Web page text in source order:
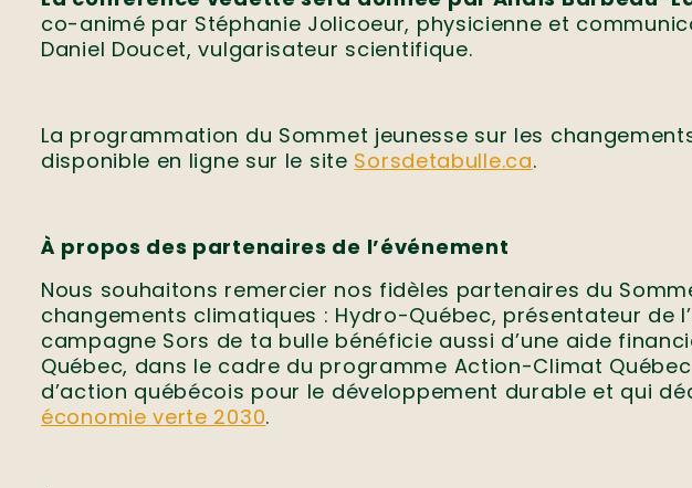
co-animé par Stéphanie Jolicoeur, physicienne et
Daniel Doucet, vulgarisateur scientifique.
La programmation du Sommet jeunesse sur les
disponible en ligne sur le site Sorsdetabulle.ca.
À propos des partenaires de l’événement
Nous souhaitons remercier nos fidèles partenaires du
changements climatiques : Hydro-Québec, présentateur de
campagne Sors de ta bulle bénéficie aussi d’une aide
Québec, dans le cadre du programme Action-Climat
d’action québécois pour le développement durable et qui
économie verte 2030.